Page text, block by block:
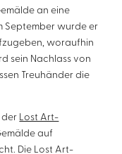
an eine
September wurde er
woraufhin
sein Nachlass von
Treuhänder die
der Lost Art-
auf
Die Lost Art-